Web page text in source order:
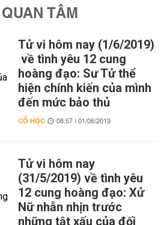
TÂM
Tử vi hôm nay (1/6/2019)
về tình yêu 12 cung
hoàng đạo: Sư Tử thể
hiện chính kiến của mình
đến mức bảo thủ
CỔ HỌC 08:57 | 01/06/2019
Tử vi hôm nay
(31/5/2019) về tình yêu
12 cung hoàng đạo: Xử
Nữ nhẫn nhịn trước
những tật xấu của đối